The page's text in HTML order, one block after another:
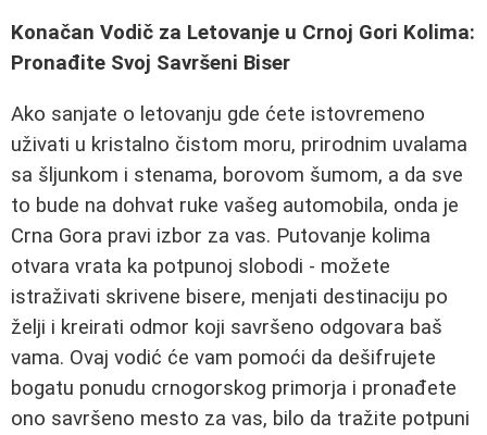
Konačan Vodič za Letovanje u Crnoj Gori Kolima:
Pronađite Svoj Savršeni Biser
Ako sanjate o letovanju gde ćete istovremeno
uživati u kristalno čistom moru, prirodnim uvalama
sa šljunkom i stenama, borovom šumom, a da sve
to bude na dohvat ruke vašeg automobila, onda je
Crna Gora pravi izbor za vas. Putovanje kolima
otvara vrata ka potpunoj slobodi - možete
istraživati skrivene bisere, menjati destinaciju po
želji i kreirati odmor koji savršeno odgovara baš
vama. Ovaj vodić će vam pomoći da dešifrujete
bogatu ponudu crnogorskog primorja i pronađete
ono savršeno mesto za vas, bilo da tražite potpuni